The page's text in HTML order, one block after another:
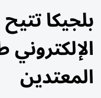
بلجيكا
المعتدين